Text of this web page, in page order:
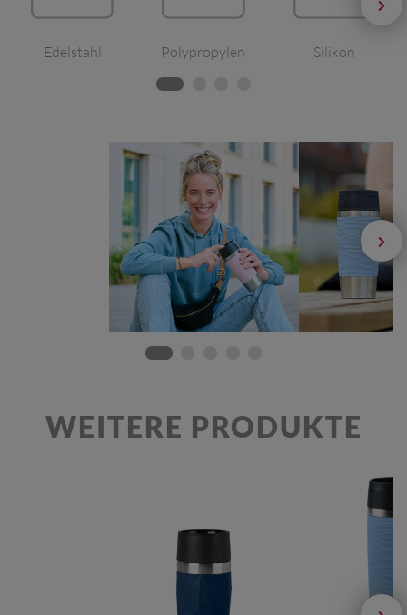
Edelstahl Polypropylen Silikon
WEITERE PRODUKTE